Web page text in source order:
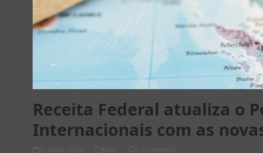
Receita Federal atualiza o
Internacionais com as